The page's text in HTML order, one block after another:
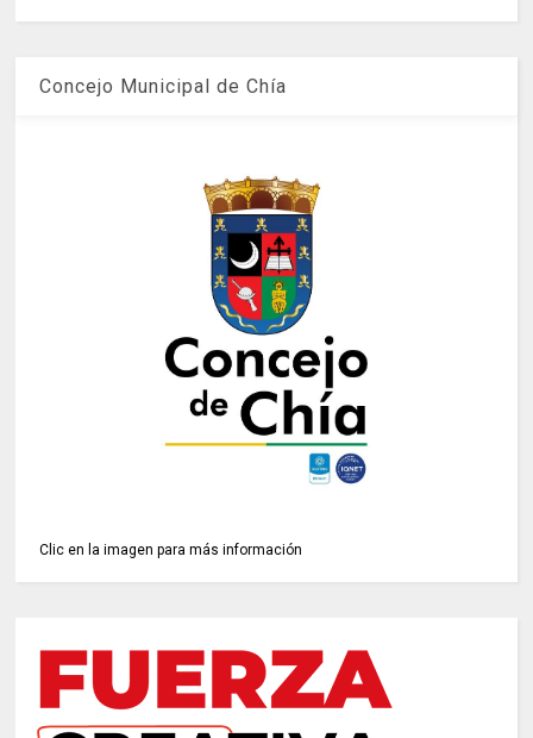
Concejo Municipal de Chía
Clic en la imagen para más información